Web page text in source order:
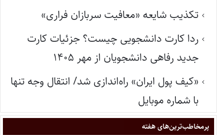
تکذیب شایعه «معافیت سربازان فراری»
ردا کارت دانشجویی چیست؟ جزئیات کارت
جدید رفاهی دانشجویان از مهر ۱۴۰۵
«کیف پول ایران» راه‌اندازی شد/ انتقال وجه تنها
با شماره موبایل
پر‌مخاطب‌ترین‌های هفته